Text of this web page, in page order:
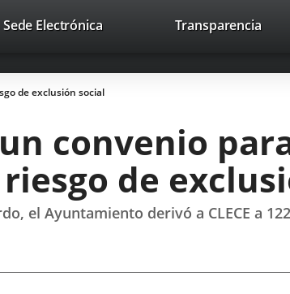
Contacto avaHeaderSocial
Link
external
Link
external
Link
external
Search
Sede ElectrónicaLink
application.
Transparencia
de exclusión social
convenio
de
el Ayuntamiento derivó a CLECE a